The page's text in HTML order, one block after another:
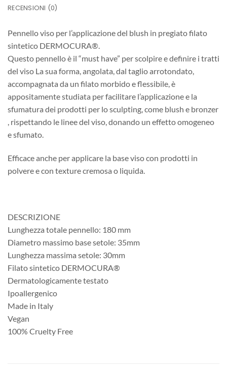
RECENSIONI (0)
Pennello viso per l’applicazione del blush in pregiato filato
sintetico DERMOCURA®.
Questo pennello è il “must have” per scolpire e definire i tratti
del viso La sua forma, angolata, dal taglio arrotondato,
accompagnata da un filato morbido e flessibile, è
appositamente studiata per facilitare l’applicazione e la
sfumatura dei prodotti per lo sculpting, come blush e bronzer
, rispettando le linee del viso, donando un effetto omogeneo
e sfumato.
Efficace anche per applicare la base viso con prodotti in
polvere e con texture cremosa o liquida.
DESCRIZIONE
Lunghezza totale pennello: 180 mm
Diametro massimo base setole: 35mm
Lunghezza massima setole: 30mm
Filato sintetico DERMOCURA®
Dermatologicamente testato
Ipoallergenico
Made in Italy
Vegan
100% Cruelty Free